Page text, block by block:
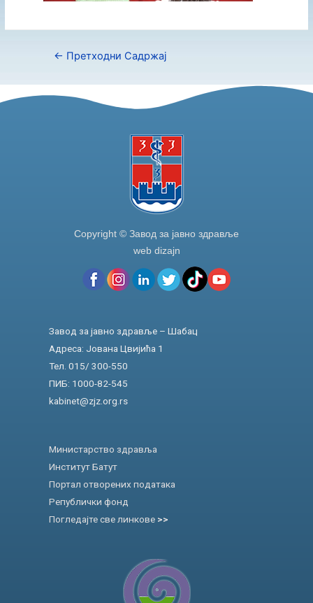
← Претходни Садржај
Copyright © Завод за јавно здравље
web dizajn
Завод за јавно здравље – Шабац
Адреса: Јована Цвијића 1
Тел. 015/ 300-550
ПИБ: 1000-82-545
kabinet@zjz.org.rs
Министарство здравља
Институт Батут
Портал отворених података
Републички фонд
Погледајте све линкове >>